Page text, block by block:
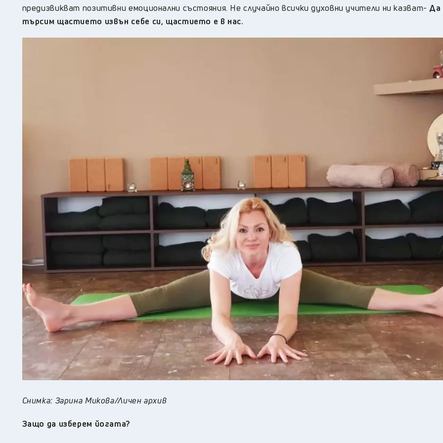
предизвикват позитивни емоционални състояния. Не случайно всички духовни учители ни казват- Да
търсим щастието извън себе си, щастието е в нас.
Снимка: Зарина Микова/Личен архив
Защо да изберем йогата?